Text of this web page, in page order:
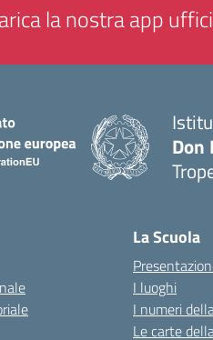
la nostra app
Don
La Scuola
I luoghi
I numeri
Le carte